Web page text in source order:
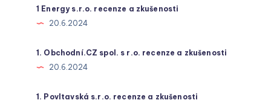
1 Energy s.r.o. recenze a zkušenosti
20.6.2024
1. Obchodní.CZ spol. s r.o. recenze a zkušenosti
20.6.2024
1. Povltavská s.r.o. recenze a zkušenosti